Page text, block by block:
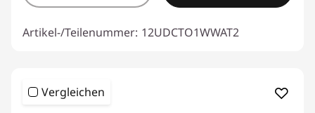
Artikel-/Teilenummer: 12UDCTO1WWAT2
Vergleichen